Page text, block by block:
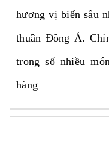
hương vị biển sâu
thuần Đông Á.
trong số nhiều
hàng